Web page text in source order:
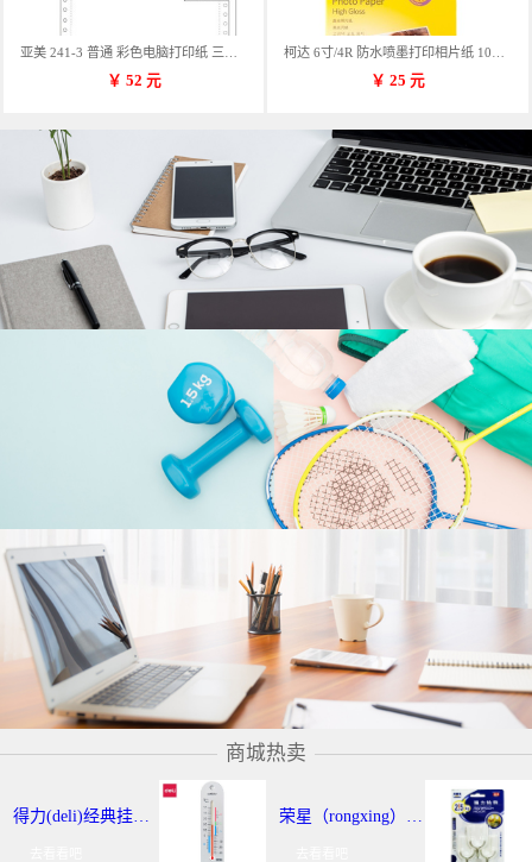
￥ 52 元 ￥ 25元
商城热卖
得力(deli)经典挂壁式温度计 个性化提示温湿度计 办公用品 9013 荣星（rongxing）RX-220 超强力粘钩/挂钩（2KG） 3个/卡